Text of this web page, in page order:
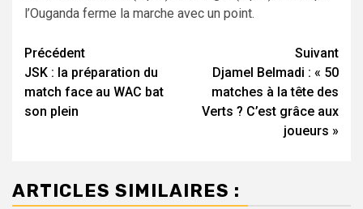
l’Ouganda ferme la marche avec un point.
Navigation
d’article
Précédent
JSK : la préparation du
match face au WAC bat
son plein
Suivant
Djamel Belmadi : « 50
matches à la tête des
Verts ? C’est grâce aux
joueurs »
ARTICLES SIMILAIRES :